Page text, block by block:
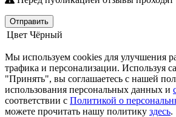
Отправить
Цвет Чёрный
Мы используем cookies для улучшения
трафика и персонализации. Используя
"Принять", вы соглашаетесь с нашей
использования персональных данных и
соответствии с Политикой о
можете прочитать нашу политику здесь.